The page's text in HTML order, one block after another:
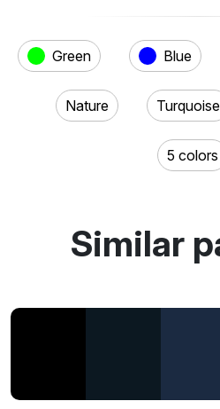
Green Blue
Nature Turquoise
5 colors
Similar